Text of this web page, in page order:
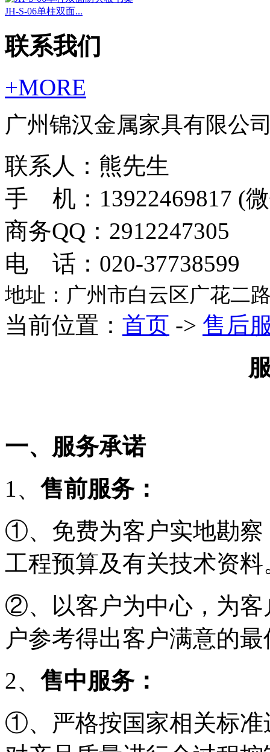
JH-S-06单柱双面...
联系我们
+MORE
广州锦汉金属家具有限公
联系人：熊先生
手 机：13922469817 (
商务QQ：2912247305
电 话：020-37738599
地址：广州市白云区广花二
当前位置： 首页 -> 售后
一、 服务承诺
1、 售前服务：
①、免费为客户实地勘察
工程预算及有关技术资料
②、以客户为中心，为客
户参考得出客户满意的
2、 售中服务：
①、严格按国家相关标准